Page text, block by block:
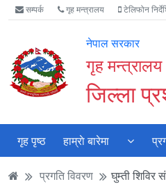
Accessibility
Mode
गर्नुहोस्
मुख्य
सामाग्री
मुख्य
नेभिगेसन
वेबसाइट
खोजमा
सम्पर्क गृह मन्त्रालय टेलिफोन
नेपाल सरकार
गृह मन्त्रालय
जिल्ला
गृह पृष्ठ हाम्राे बारेमा
प्रगति विवरण घुम्ती शिविर